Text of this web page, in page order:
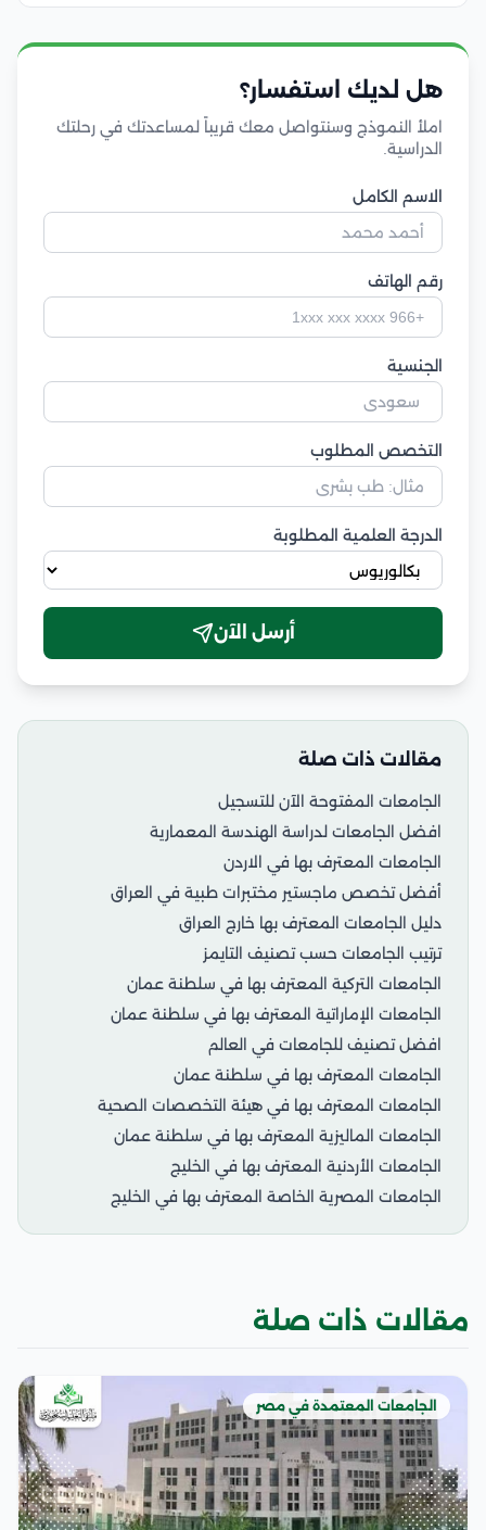
هل لديك استفسار؟
املأ النموذج وسنتواصل معك قريباً لمساعدتك في رحلتك
الدراسية.
الاسم الكامل
رقم الهاتف
الجنسية
التخصص المطلوب
الدرجة العلمية المطلوبة
أرسل الآن
مقالات ذات صلة
الجامعات المفتوحة الآن للتسجيل
افضل الجامعات لدراسة الهندسة المعمارية
الجامعات المعترف بها في الاردن
أفضل تخصص ماجستير مختبرات طبية في العراق
دليل الجامعات المعترف بها خارج العراق
ترتيب الجامعات حسب تصنيف التايمز
الجامعات التركية المعترف بها في سلطنة عمان
الجامعات الإماراتية المعترف بها في سلطنة عمان
افضل تصنيف للجامعات في العالم
الجامعات المعترف بها في سلطنة عمان
الجامعات المعترف بها في هيئة التخصصات الصحية
الجامعات الماليزية المعترف بها في سلطنة عمان
الجامعات الأردنية المعترف بها في الخليج
الجامعات المصرية الخاصة المعترف بها في الخليج
مقالات ذات صلة
الجامعات المعتمدة في مصر